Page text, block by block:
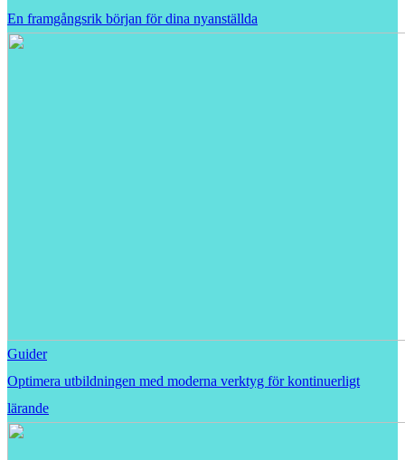
En framgångsrik början för dina nyanställda
Guider
Optimera utbildningen med moderna verktyg för kontinuerligt
lärande